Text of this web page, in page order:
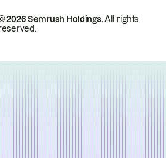
2026 Semrush Holdings.All rights